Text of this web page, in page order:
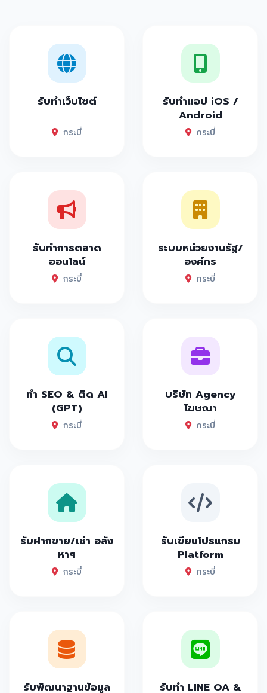
รับทำเว็บไซต์
กระบี่
รับทำแอป iOS /
Android
กระบี่
รับทำการตลาด
ออนไลน์
กระบี่
ระบบหน่วยงานรัฐ/
องค์กร
กระบี่
ทำ SEO & ติด AI
(GPT)
กระบี่
บริษัท Agency
โฆษณา
กระบี่
รับฝากขาย/เช่า อสัง
หาฯ
กระบี่
รับเขียนโปรแกรม
Platform
กระบี่
รับพัฒนาฐานข้อมูล
รับทำ LINE OA &